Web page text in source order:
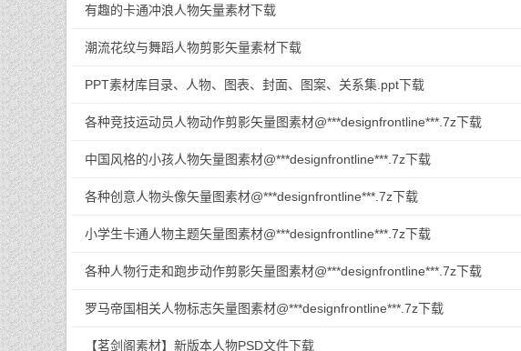
有趣的卡通冲浪人物矢量素材下载
潮流花纹与舞蹈人物剪影矢量素材下载
PPT素材库目录、人物、图表、封面、图案、关系集.ppt下载
各种竞技运动员人物动作剪影矢量图素材@***designfrontline***.7z下载
中国风格的小孩人物矢量图素材@***designfrontline***.7z下载
各种创意人物头像矢量图素材@***designfrontline***.7z下载
小学生卡通人物主题矢量图素材@***designfrontline***.7z下载
各种人物行走和跑步动作剪影矢量图素材@***designfrontline***.7z下载
罗马帝国相关人物标志矢量图素材@***designfrontline***.7z下载
【茗剑阁素材】新版本人物PSD文件下载